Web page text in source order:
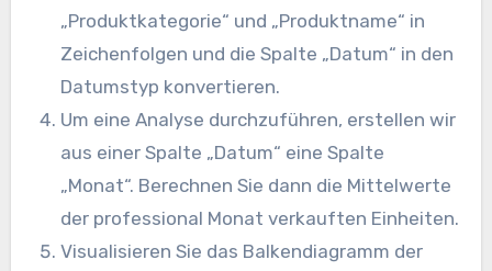
„Produktkategorie“ und „Produktname“ in
Zeichenfolgen und die Spalte „Datum“ in den
Datumstyp konvertieren.
Um eine Analyse durchzuführen, erstellen wir
aus einer Spalte „Datum“ eine Spalte
„Monat“. Berechnen Sie dann die Mittelwerte
der professional Monat verkauften Einheiten.
Visualisieren Sie das Balkendiagramm der